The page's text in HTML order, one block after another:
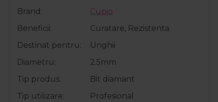
Brand
Cupio
Beneficii
Curatare, Rezistenta
Destinat pentru
Unghii
Diametru
2.5mm
Tip produs
Bit diamant
Tip utilizare
Profesional